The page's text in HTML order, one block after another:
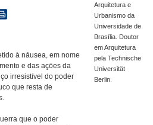
Arquitetura e
Urbanismo da
Universidade de
Brasília. Doutor
em Arquitetura
pela Technische
Universität
Berlin.
à náusea, em nome
e das ações da
irresistível do poder
que resta de
que o poder